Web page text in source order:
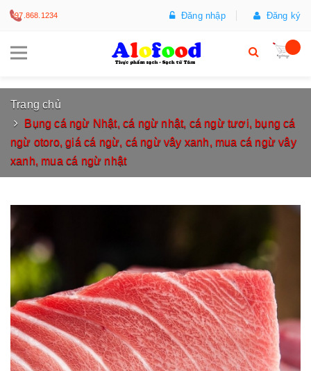
097.868.1234 Đăng nhập Đăng ký
Trang chủ
Bụng cá ngừ Nhật, cá ngừ nhật, cá ngừ tươi, bụng cá
ngừ otoro, giá cá ngừ, cá ngừ vây xanh, mua cá ngừ vây
xanh, mua cá ngừ nhật